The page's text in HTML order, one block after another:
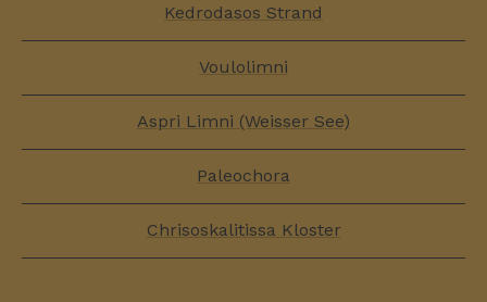
Kedrodasos Strand
Voulolimni
Aspri Limni (Weisser See)
Paleochora
Chrisoskalitissa Kloster